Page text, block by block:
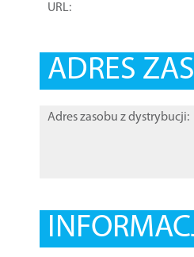
URL:
ADRES
Adres zasobu z dystrybucji: